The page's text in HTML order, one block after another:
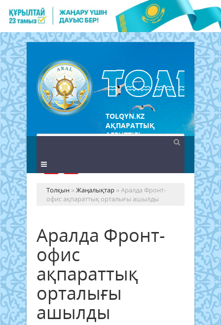
TOLQYN.KZ
АҚПАРАТТЫҚ
АГЕНТТІГІ
Толқын »Жаңалықтар » Аралда Фронт-
офис ақпараттық орталығы ашылды
Аралда Фронт-
офис
ақпараттық
орталығы
ашылды